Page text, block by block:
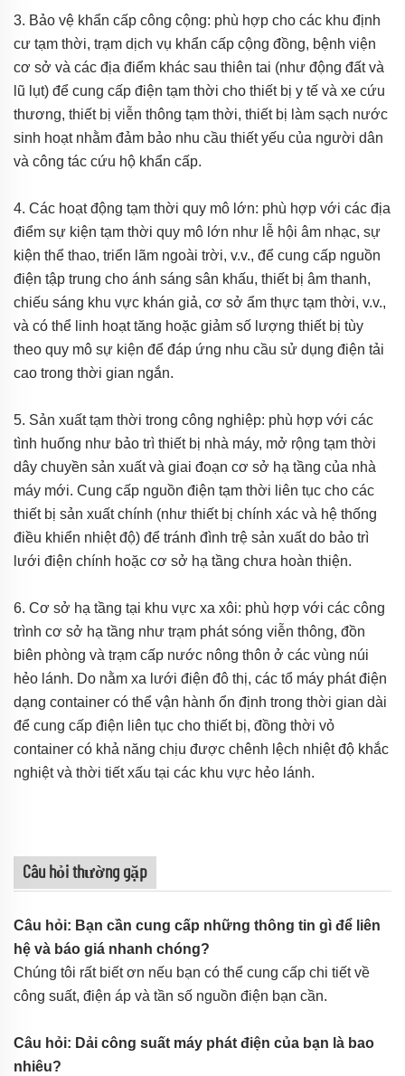
3. Bảo vệ khẩn cấp công cộng: phù hợp cho các khu định
cư tạm thời, trạm dịch vụ khẩn cấp cộng đồng, bệnh viện
cơ sở và các địa điểm khác sau thiên tai (như động đất và
lũ lụt) để cung cấp điện tạm thời cho thiết bị y tế và xe cứu
thương, thiết bị viễn thông tạm thời, thiết bị làm sạch nước
sinh hoạt nhằm đảm bảo nhu cầu thiết yếu của người dân
và công tác cứu hộ khẩn cấp.
4. Các hoạt động tạm thời quy mô lớn: phù hợp với các địa
điểm sự kiện tạm thời quy mô lớn như lễ hội âm nhạc, sự
kiện thể thao, triển lãm ngoài trời, v.v., để cung cấp nguồn
điện tập trung cho ánh sáng sân khấu, thiết bị âm thanh,
chiếu sáng khu vực khán giả, cơ sở ẩm thực tạm thời, v.v.,
và có thể linh hoạt tăng hoặc giảm số lượng thiết bị tùy
theo quy mô sự kiện để đáp ứng nhu cầu sử dụng điện tải
cao trong thời gian ngắn.
5. Sản xuất tạm thời trong công nghiệp: phù hợp với các
tình huống như bảo trì thiết bị nhà máy, mở rộng tạm thời
dây chuyền sản xuất và giai đoạn cơ sở hạ tầng của nhà
máy mới. Cung cấp nguồn điện tạm thời liên tục cho các
thiết bị sản xuất chính (như thiết bị chính xác và hệ thống
điều khiển nhiệt độ) để tránh đình trệ sản xuất do bảo trì
lưới điện chính hoặc cơ sở hạ tầng chưa hoàn thiện.
6. Cơ sở hạ tầng tại khu vực xa xôi: phù hợp với các công
trình cơ sở hạ tầng như trạm phát sóng viễn thông, đồn
biên phòng và trạm cấp nước nông thôn ở các vùng núi
hẻo lánh. Do nằm xa lưới điện đô thị, các tổ máy phát điện
dạng container có thể vận hành ổn định trong thời gian dài
để cung cấp điện liên tục cho thiết bị, đồng thời vỏ
container có khả năng chịu được chênh lệch nhiệt độ khắc
nghiệt và thời tiết xấu tại các khu vực hẻo lánh.
Câu hỏi thường gặp
Câu hỏi: Bạn cần cung cấp những thông tin gì để liên
hệ và báo giá nhanh chóng?
Chúng tôi rất biết ơn nếu bạn có thể cung cấp chi tiết về
công suất, điện áp và tần số nguồn điện bạn cần.
Câu hỏi: Dải công suất máy phát điện của bạn là bao
nhiêu?